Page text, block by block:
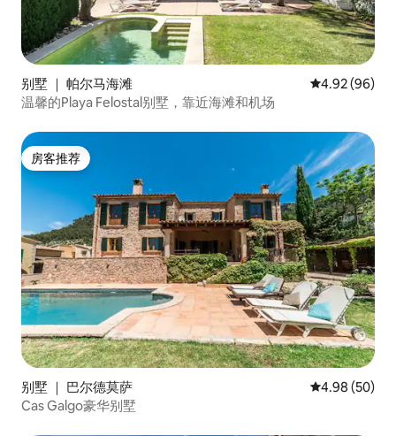
别墅 ｜ 帕尔马海滩 平均评分 4.92
4.92 (96)
温馨的Playa Felostal别墅，靠近海滩和机场
房客推荐
房客推荐
别墅 ｜ 巴尔德莫萨 平均评分 4.98
4.98 (50)
Cas Galgo豪华别墅